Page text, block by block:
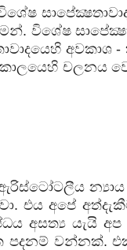
විශේෂ
කාලයෙහි
න්‍යාය
එය අපේ
අසත්‍ය යැයි
පදනම්